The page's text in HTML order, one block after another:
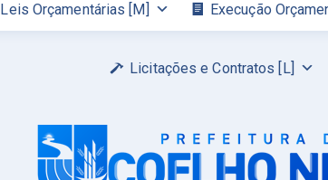
Leis Orçamentárias [M] Execução
Licitações e Contratos [L]